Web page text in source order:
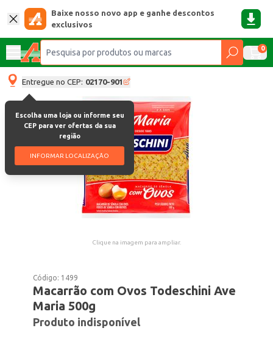
Baixe nosso novo app e ganhe descontos
exclusivos
0
Entregue no CEP: 02170-901
Escolha uma loja ou informe seu
CEP para ver ofertas da sua
região
INFORMAR LOCALIZAÇÃO
Clique na imagem para ampliar.
Código: 1499
Macarrão com Ovos Todeschini Ave
Maria 500g
Produto indisponível